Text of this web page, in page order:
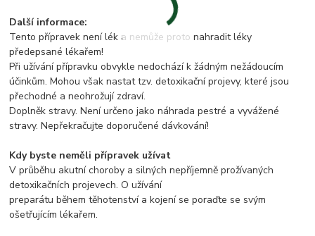
Další informace:
Tento přípravek není lék a nemůže proto nahradit léky
předepsané lékařem!
Při užívání přípravku obvykle nedochází k žádným nežádoucím
účinkům. Mohou však nastat tzv. detoxikační projevy, které jsou
přechodné a neohrožují zdraví.
Doplněk stravy. Není určeno jako náhrada pestré a vyvážené
stravy. Nepřekračujte doporučené dávkování!
Kdy byste neměli přípravek užívat
V průběhu akutní choroby a silných nepříjemně prožívaných
detoxikačních projevech. O užívání
preparátu během těhotenství a kojení se poraďte se svým
ošetřujícím lékařem.